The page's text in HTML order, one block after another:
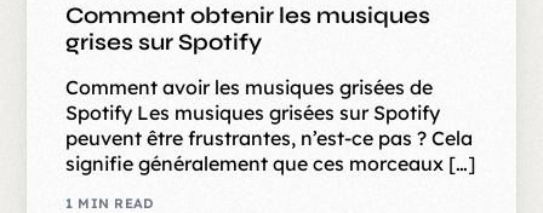
Comment obtenir les musiques
grises sur Spotify
Comment avoir les musiques grisées de
Spotify Les musiques grisées sur Spotify
peuvent être frustrantes, n’est-ce pas ? Cela
signifie généralement que ces morceaux […]
1 MIN READ